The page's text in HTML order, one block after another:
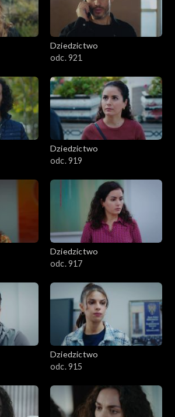
Dziedzictwo
odc. 921
Dziedzictwo
odc. 919
Dziedzictwo
odc. 917
Dziedzictwo
odc. 915